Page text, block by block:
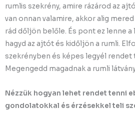
rumlis szekrény, amire rázárod az
van onnan valamire, akkor alig
rád dőljön belőle. És pont ez lenne a
hagyd az ajtót és kidőljön a rumli.
szekrényben és képes legyél rendet
Megengedd magadnak a rumli
Nézzük hogyan lehet rendet tenni
gondolatokkal és érzésekkel teli